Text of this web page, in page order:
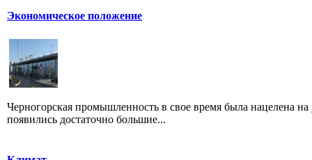
Экономическое положение
Черногорская промышленность в свое время была нацелена
появились достаточно большие...